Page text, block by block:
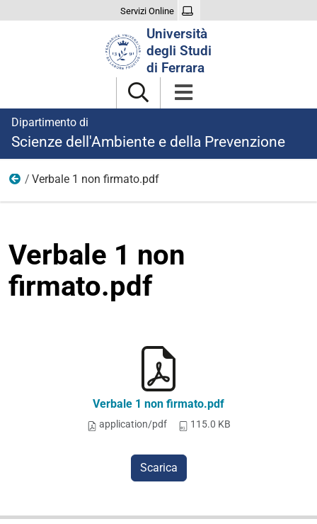
Servizi Online
Università
degli Studi
di Ferrara
Dipartimento di
Scienze dell'Ambiente e della Prevenzione
Ricerca
Verbale 1 non firmato.pdf
Verbale 1 non
firmato.pdf
Verbale 1 non firmato.pdf
application/pdf 115.0 KB
Scarica